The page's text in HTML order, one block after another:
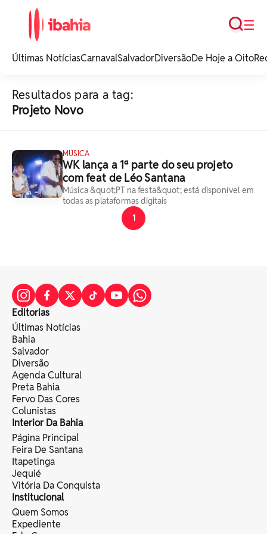
noticias e
☰
Busca
Últimas NotíciasCarnavalSalvadorDiversãoDe Hoje a Oito
Resultados para a tag:
Projeto Novo
MÚSICA
WK lança a 1ª parte do seu projeto
com feat de Léo Santana
Música &quot;PT na festa&quot; está disponível em
todas as plataformas digitais
1
Editorias
Últimas Notícias
Bahia
Salvador
Diversão
Agenda Cultural
Preta Bahia
Fervo Das Cores
Colunistas
Interior Da Bahia
Página Principal
Feira De Santana
Itapetinga
Jequié
Vitória Da Conquista
Institucional
Quem Somos
Expediente